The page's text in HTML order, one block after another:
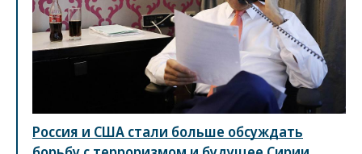
Россия и США стали больше обсуждать